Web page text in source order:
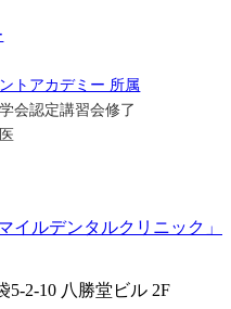
トアカデミー 所属
会認定講習会修了
2-10 八勝堂ビル 2F